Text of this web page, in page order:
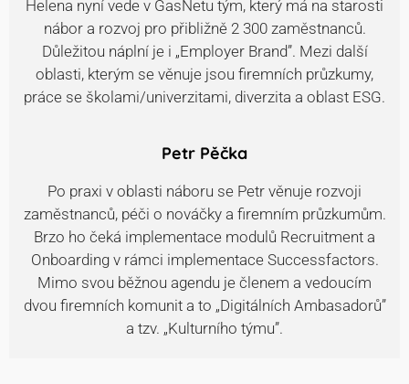
Helena nyní vede v GasNetu tým, který má na starosti
nábor a rozvoj pro přibližně 2 300 zaměstnanců.
Důležitou náplní je i „Employer Brand”. Mezi další
oblasti, kterým se věnuje jsou firemních průzkumy,
práce se školami/univerzitami, diverzita a oblast ESG.
Petr Pěčka
Po praxi v oblasti náboru se Petr věnuje rozvoji
zaměstnanců, péči o nováčky a firemním průzkumům.
Brzo ho čeká implementace modulů Recruitment a
Onboarding v rámci implementace Successfactors.
Mimo svou běžnou agendu je členem a vedoucím
dvou firemních komunit a to „Digitálních Ambasadorů”
a tzv. „Kulturního týmu”.